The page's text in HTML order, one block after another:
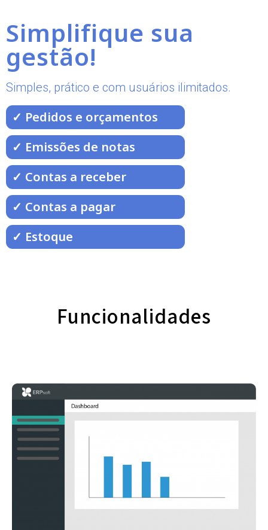
Simplifique sua
gestão!
Simples, prático e com usuários ilimitados.
✓ Pedidos e orçamentos
✓ Emissões de notas
✓ Contas a receber
✓ Contas a pagar
✓ Estoque
Funcionalidades